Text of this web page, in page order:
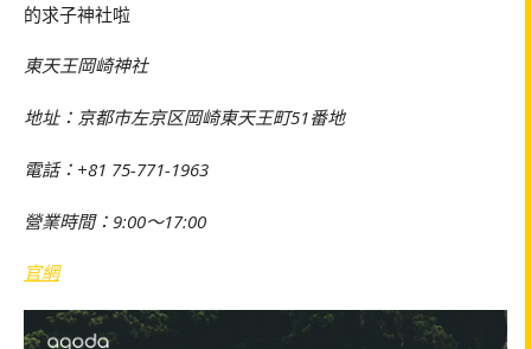
的求子神社啦
東天王岡崎神社
地址：京都市左京区岡崎東天王町51番地
電話：+81 75-771-1963
營業時間：9:00～17:00
官網